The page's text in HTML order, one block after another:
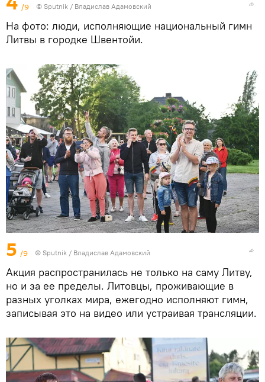
/9 © Sputnik / Владислав Адамовский
На фото: люди, исполняющие национальный гимн
Литвы в городке Швентойи.
5 /9 © Sputnik / Владислав Адамовский
Акция распространилась не только на саму Литву,
но и за ее пределы. Литовцы, проживающие в
разных уголках мира, ежегодно исполняют гимн,
записывая это на видео или устраивая трансляции.